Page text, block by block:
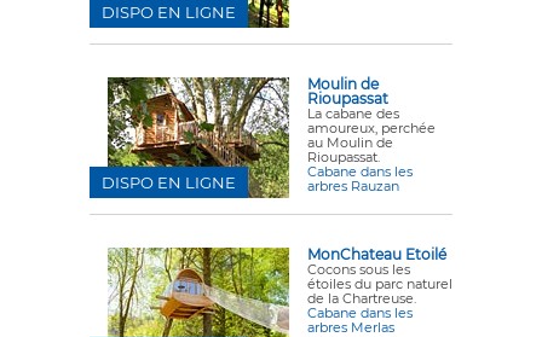
DISPO EN LIGNE
Moulin de
Rioupassat
La cabane des
amoureux, perchée
au Moulin de
Rioupassat.
Cabane dans les
arbres Rauzan
DISPO EN LIGNE
MonChateau Etoilé
Cocons sous les
étoiles du parc naturel
de la Chartreuse.
Cabane dans les
arbres Merlas